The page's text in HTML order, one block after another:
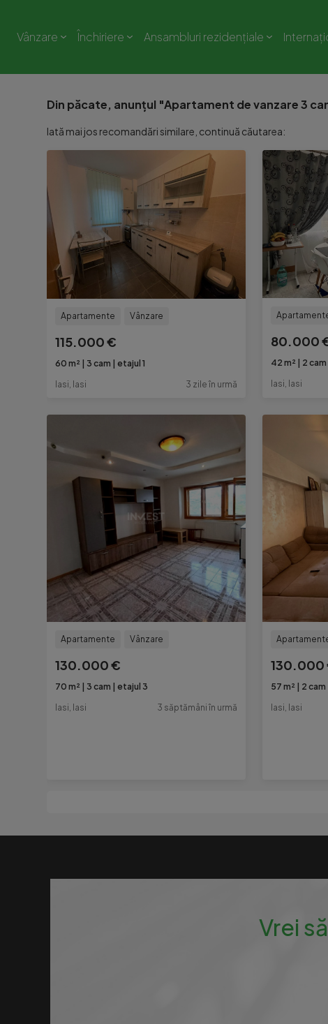
Vânzare Închiriere Ansambluri rezidențiale
Din păcate, anunțul "Apartament de vanzare 3
Iată mai jos recomandări similare, continuă căutarea:
Apartamente Vânzare
115.000 €
60 m² 3 cam
etajul 1
Iasi, Iasi
3 zile în urmă
80.000
42 m² 2 cam
Iasi, Iasi
Apartamente Vânzare
130.000 €
70 m² 3 cam
etajul 3
Iasi, Iasi
3 săptămâni în urmă
130.000
57 m² 2 cam
Iasi, Iasi
Vrei